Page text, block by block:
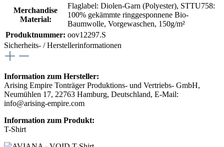
Merchandise
Material:
Flaglabel: Diolen-Garn (Polyester), STTU758:
100% gekämmte ringgesponnene Bio-
Baumwolle, Vorgewaschen, 150g/m²
Produktnummer: oov12297.S
Sicherheits- / Herstellerinformationen
Information zum Hersteller:
Arising Empire Tonträger Produktions- und Vertriebs- GmbH,
Neumühlen 17, 22763 Hamburg, Deutschland, E-Mail:
info@arising-empire.com
Information zum Produkt:
T-Shirt